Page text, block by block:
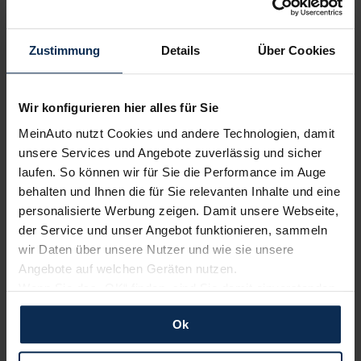
Zustimmung Details Über Cookies
Wir konfigurieren hier alles für Sie
MeinAuto nutzt Cookies und andere Technologien, damit
unsere Services und Angebote zuverlässig und sicher
laufen. So können wir für Sie die Performance im Auge
behalten und Ihnen die für Sie relevanten Inhalte und eine
personalisierte Werbung zeigen. Damit unsere Webseite,
der Service und unser Angebot funktionieren, sammeln
wir Daten über unsere Nutzer und wie sie unsere
Angebote auf welchen Geräten nutzen.
Wenn Sie das „OK“ finden, sind Sie damit einverstanden
und erlauben uns Cookies für unseren Service zu
verwenden und diese Daten an Dritte weiterzugeben,
etwa an unsere Marketingpartner. Falls Sie dem nicht
Ok
Volvo Renault
KIA BMW